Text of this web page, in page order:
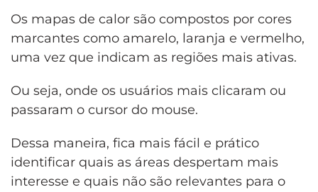
Os mapas de calor são compostos por cores
marcantes como amarelo, laranja e vermelho,
uma vez que indicam as regiões mais ativas.
Ou seja, onde os usuários mais clicaram ou
passaram o cursor do mouse.
Dessa maneira, fica mais fácil e prático
identificar quais as áreas despertam mais
interesse e quais não são relevantes para o